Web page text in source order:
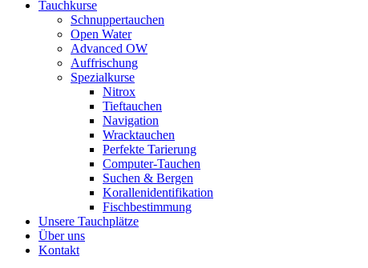
Tauchkurse
Schnuppertauchen
Open Water
Advanced OW
Auffrischung
Spezialkurse
Nitrox
Tieftauchen
Navigation
Wracktauchen
Perfekte Tarierung
Computer-Tauchen
Suchen & Bergen
Korallenidentifikation
Fischbestimmung
Unsere Tauchplätze
Über uns
Kontakt